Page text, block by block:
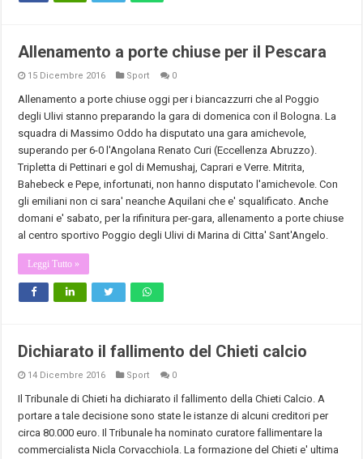
Allenamento a porte chiuse per il Pescara
15 Dicembre 2016 Sport 0
Allenamento a porte chiuse oggi per i biancazzurri che al Poggio
degli Ulivi stanno preparando la gara di domenica con il Bologna. La
squadra di Massimo Oddo ha disputato una gara amichevole,
superando per 6-0 l'Angolana Renato Curi (Eccellenza Abruzzo).
Tripletta di Pettinari e gol di Memushaj, Caprari e Verre. Mitrita,
Bahebeck e Pepe, infortunati, non hanno disputato l'amichevole. Con
gli emiliani non ci sara' neanche Aquilani che e' squalificato. Anche
domani e' sabato, per la rifinitura per-gara, allenamento a porte chiuse
al centro sportivo Poggio degli Ulivi di Marina di Citta' Sant'Angelo.
Leggi Tutto »
Dichiarato il fallimento del Chieti calcio
14 Dicembre 2016 Sport 0
Il Tribunale diChieti ha dichiarato il fallimento dellaChieti Calcio. A
portare a tale decisione sono state le istanze di alcuni creditori per
circa 80.000 euro. Il Tribunale ha nominato curatore fallimentare la
commercialista Nicla Corvacchiola. La formazione delChieti e' ultima